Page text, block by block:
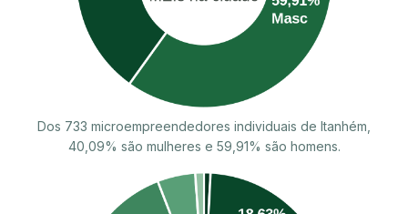
Dos 733 microempreendedores individuais de Itanhém,
40,09% são mulheres e 59,91% são homens.